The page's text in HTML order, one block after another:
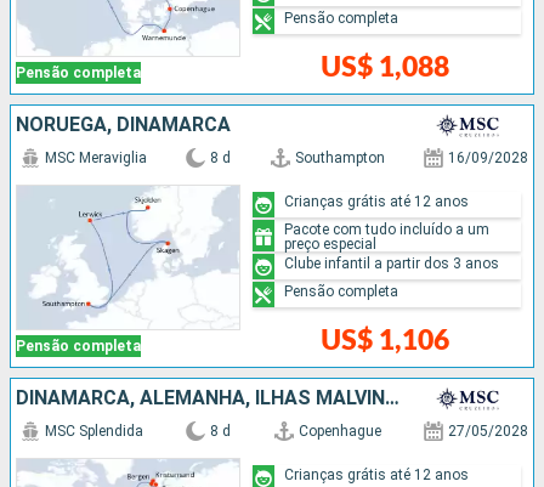
Pensão completa US$ 1,088
Pensão completa
NORUEGA, DINAMARCA
Pensão completa
MSC Meraviglia 8 d Southampton 16/09/2028
US$ 1,106
Crianças grátis até 12 anos
Pacote com tudo incluído a um
preço especial
Clube infantil a partir dos 3 anos
Pensão completa
DINAMARCA, ALEMANHA, ILHAS MALVINAS, NORUEGA
MSC Splendida 8 d Copenhague 27/05/2028
Crianças grátis até 12 anos